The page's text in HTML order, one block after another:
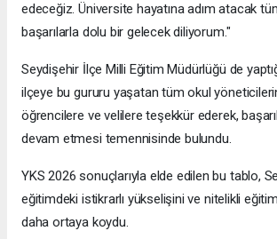
edeceğiz. Üniversite hayatına adım atacak
başarılarla dolu bir gelecek diliyorum."
Seydişehir İlçe Milli Eğitim Müdürlüğü de
ilçeye bu gururu yaşatan tüm okul
öğrencilere ve velilere teşekkür ederek,
devam etmesi temennisinde bulundu.
YKS 2026 sonuçlarıyla elde edilen bu tablo,
eğitimdeki istikrarlı yükselişini ve nitelikli eğitim
daha ortaya koydu.